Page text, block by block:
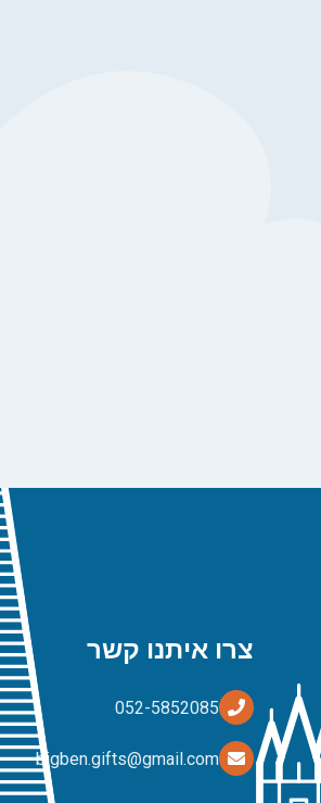
צרו איתנו קשר
bigben.gifts@gmail.com